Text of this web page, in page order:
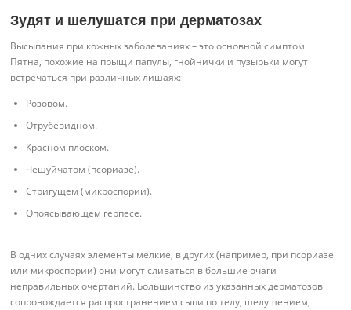
Зудят и шелушатся при дерматозах
Высыпания при кожных заболеваниях – это основной симптом.
Пятна, похожие на прыщи папулы, гнойнички и пузырьки могут
встречаться при различных лишаях:
Розовом.
Отрубевидном.
Красном плоском.
Чешуйчатом (псориазе).
Стригущем (микроспории).
Опоясывающем герпесе.
В одних случаях элементы мелкие, в других (например, при псориазе
или микроспории) они могут сливаться в большие очаги
неправильных очертаний. Большинство из указанных дерматозов
сопровождается распространением сыпи по телу, шелушением,